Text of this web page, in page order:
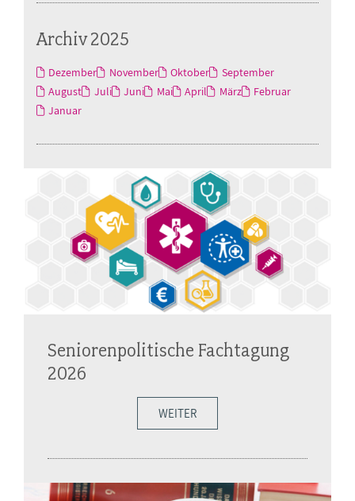
Archiv 2025
Dezember November Oktober
September
August
Juli Juni Mai April März
Februar
Januar
Seniorenpolitische Fachtagung
2026
WEITER